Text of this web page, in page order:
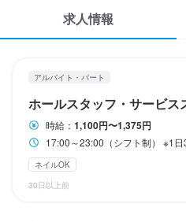
WEB履歴書
掲載をご検討の店舗様へ
食べログ求人PRESS
プライバシーポリシー
求人情報
アルバイト・パート
ホールスタッフ・サービス
時給： 1,100円〜1,375円
17:00～23:00（シフト制） ※1日3h、週2日以上～相談 勤務時間は相談に応じま
ネイルOK
30日以上前
勤務時間
※1日3h、週2日以上～相談
学生さん・主婦（夫）の方・フリ
す！
終電考慮あり